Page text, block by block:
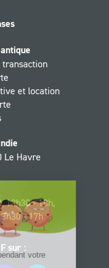
transaction
et location
Le Havre
13h30 - 18h,
- 17h
sur :